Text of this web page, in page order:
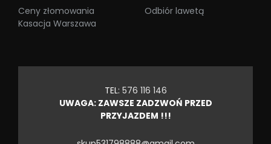
Ceny złomowania
Kasacja Warszawa
Odbiór lawetą
TEL: 576 116 146
UWAGA: ZAWSZE ZADZWOŃ PRZED
PRZYJAZDEM !!!